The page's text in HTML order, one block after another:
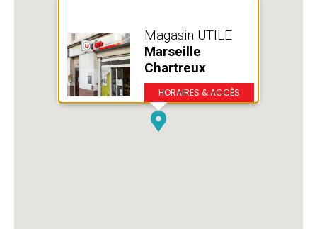
Magasin UTILE
Marseille
Chartreux
HORAIRES & ACCÈS